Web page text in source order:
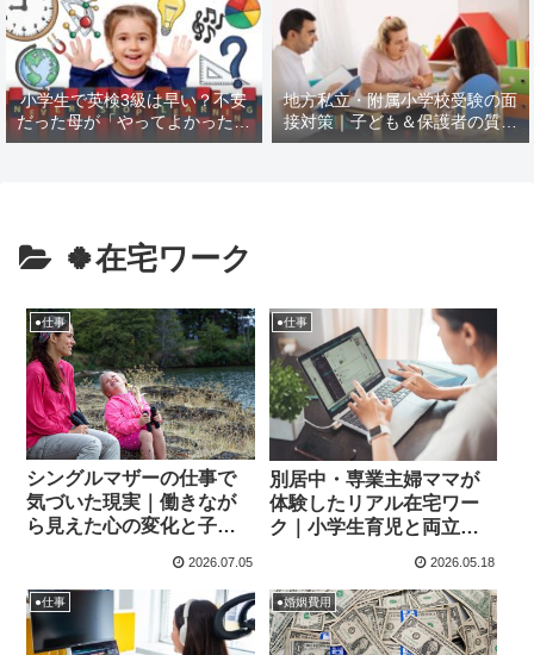
小学生で英検3級は早い？不安
だった母が「やってよかった」
と思えた理由
地方私立・附属小学校受験の面
接対策｜子ども＆保護者の質問
例と模範回答【塾なし→2ヶ月
🍀在宅ワーク
●仕事
シングルマザーの仕事で
気づいた現実｜働きなが
ら見えた心の変化と子ど
2026.07.05
●仕事
別居中・専業主婦ママが
体験したリアル在宅ワー
ク｜小学生育児と両立す
2026.05.18
●仕事 ●婚姻費用